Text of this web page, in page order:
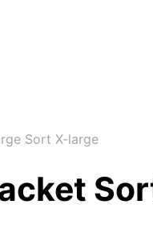
Sort X-large